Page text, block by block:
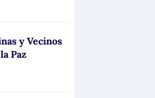
y Vecinos
Paz